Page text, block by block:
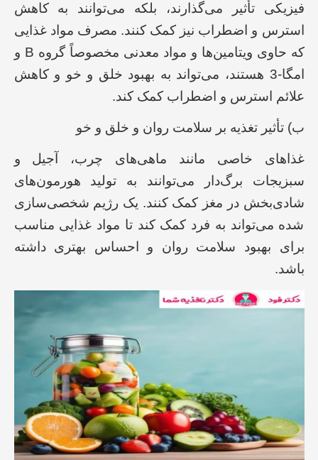
فیزیکی تأثیر می‌گذارند، بلکه می‌توانند به کاهش
استرس و اضطراب نیز کمک کنند. مصرف مواد غذایی
که حاوی ویتامین‌ها و مواد معدنی مخصوصاً گروه B و
امگا-3 هستند، می‌تواند به بهبود خلق و خو و کاهش
علائم استرس و اضطراب کمک کند.
ب) تأثیر تغذیه بر سلامت روان و خلق و خو
غذاهای خاصی مانند ماهی‌های چرب، آجیل و
سبزیجات برگ‌دار می‌توانند به تولید هورمون‌های
شادی‌بخش در مغز کمک کنند. یک رژیم شخصی‌سازی
شده می‌تواند به فرد کمک کند تا مواد غذایی مناسب
برای بهبود سلامت روان و احساس بهتری داشته
باشد.